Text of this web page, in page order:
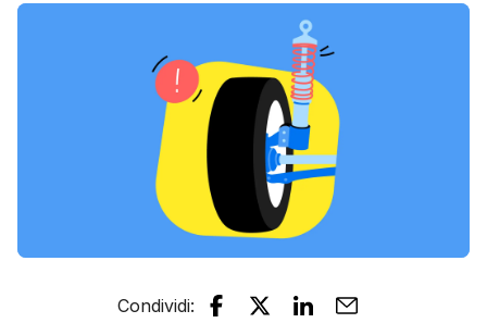
Condividi: